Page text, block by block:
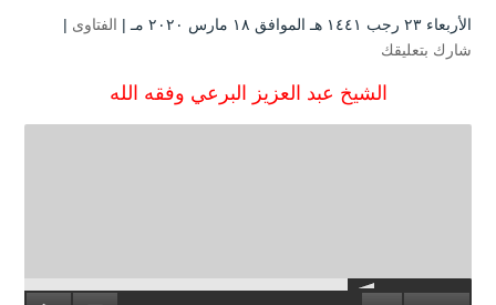
الأربعاء ۲۳ رجب ۱٤٤۱ هـ الموافق ۱۸ مارس ۲۰۲۰ مـ | الفتاوى |
شارك بتعليقك
الشيخ عبد العزيز البرعي وفقه الله